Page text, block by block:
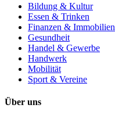
Bildung & Kultur
Essen & Trinken
Finanzen & Immobilien
Gesundheit
Handel & Gewerbe
Handwerk
Mobilität
Sport & Vereine
Über uns